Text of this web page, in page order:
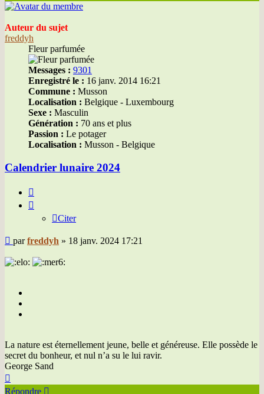
Auteur du sujet
freddyh
Fleur parfumée
Messages : 9301
Enregistré le : 16 janv. 2014 16:21
Commune : Musson
Localisation : Belgique - Luxembourg
Sexe : Masculin
Génération : 70 ans et plus
Passion : Le potager
Localisation : Musson - Belgique
Calendrier lunaire 2024
Citer
Message
parfreddyh » 18 janv. 2024 17:21
La nature est éternellement jeune, belle et généreuse. Elle possède le
secret du bonheur, et nul n’a su le lui ravir.
George Sand
Répondre